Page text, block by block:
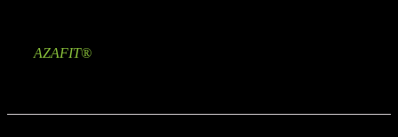
AZAFIT®